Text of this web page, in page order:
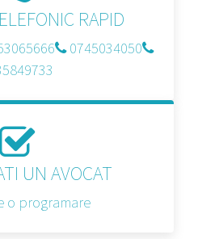
RAPID
0745034050
UN AVOCAT
programare